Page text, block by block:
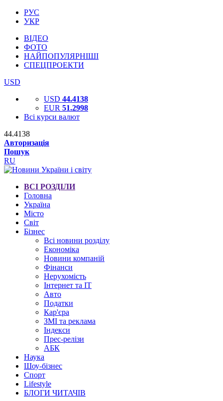
РУС
УКР
ВІДЕО
ФОТО
НАЙПОПУЛЯРНІШІ
СПЕЦПРОЕКТИ
USD
USD 44.4138
EUR 51.2998
Всі курси валют
44.4138
Авторизація
Пошук
RU
ВСІ РОЗДІЛИ
Головна
Україна
Місто
Світ
Бізнес
Всі новини розділу
Економіка
Новини компаній
Фінанси
Нерухомість
Інтернет та IT
Авто
Податки
Кар'єра
ЗМІ та реклама
Індекси
Прес-релізи
АБК
Наука
Шоу-бізнес
Спорт
Lifestyle
БЛОГИ ЧИТАЧІВ